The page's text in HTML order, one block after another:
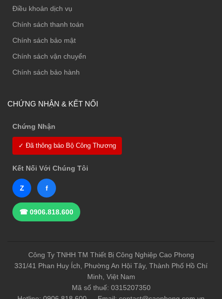
Điều khoản dịch vụ
Chính sách thanh toán
Chính sách bảo mật
Chính sách vận chuyển
Chính sách bảo hành
CHỨNG NHẬN & KẾT NỐI
Chứng Nhận
✓ Đã thông báo Bộ Công Thương
Kết Nối Với Chúng Tôi
Z f
☎ 0906.818.600
Công Ty TNHH TM Thiết Bị Công Nghiệp Cao Phong
331/41 Phan Huy Ích, Phường An Hội Tây, Thành Phố Hồ Chí
Minh, Việt Nam
Mã số thuế: 0315207350